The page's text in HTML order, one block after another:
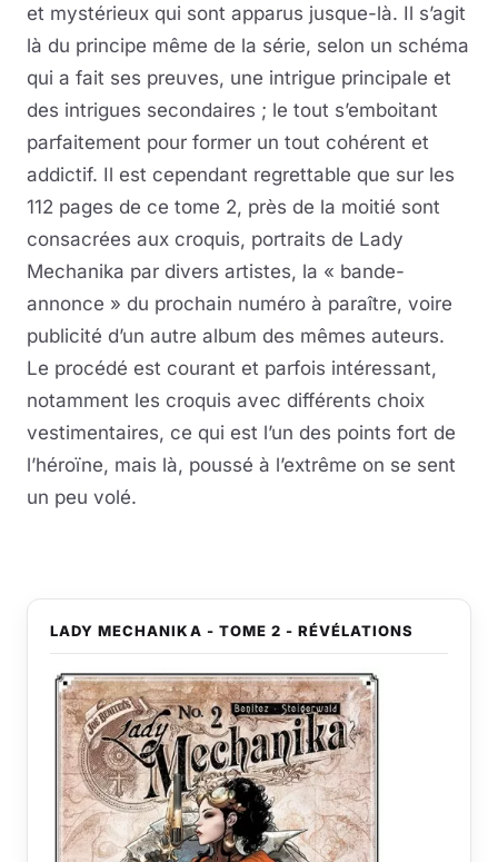
et mystérieux qui sont apparus jusque-là. Il s’agit
là du principe même de la série, selon un schéma
qui a fait ses preuves, une intrigue principale et
des intrigues secondaires ; le tout s’emboitant
parfaitement pour former un tout cohérent et
addictif. Il est cependant regrettable que sur les
112 pages de ce tome 2, près de la moitié sont
consacrées aux croquis, portraits de Lady
Mechanika par divers artistes, la « bande-
annonce » du prochain numéro à paraître, voire
publicité d’un autre album des mêmes auteurs.
Le procédé est courant et parfois intéressant,
notamment les croquis avec différents choix
vestimentaires, ce qui est l’un des points fort de
l’héroïne, mais là, poussé à l’extrême on se sent
un peu volé.
LADY MECHANIKA - TOME 2 - RÉVÉLATIONS